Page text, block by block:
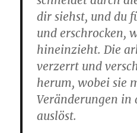
dir siehst, und du
und erschrocken,
hineinzieht. Die
verzerrt und
herum, wobei sie
Veränderungen in
auslöst.